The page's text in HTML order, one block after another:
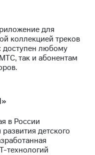
для
коллекцией треков
любому
так и абонентам
в России
детского
технологий